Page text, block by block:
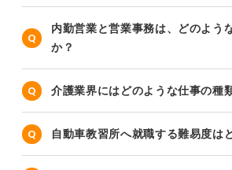
内勤営業と営業事務は、どのよう
か？
介護業界にはどのような仕事の種
自動車教習所へ就職する難易度は